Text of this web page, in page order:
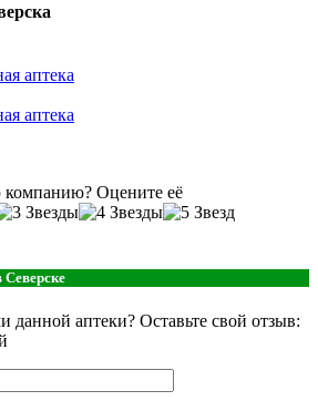
аптека
аптека
Оцените её
данной аптеки? Оставьте свой отзыв: